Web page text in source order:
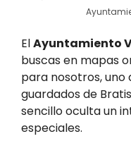
ElAyuntamiento
buscas en mapas
para nosotros,
guardados de
sencillo oculta un
especiales.